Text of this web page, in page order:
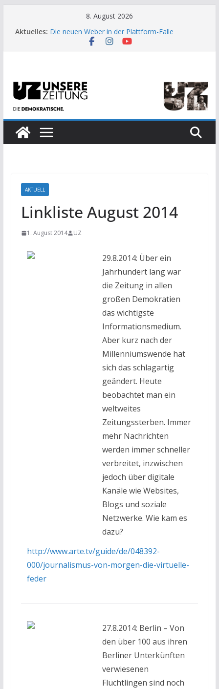
8. August 2026
Aktuelles:
US-Wahl: Arzt aus Detroit besiegt 70-Millionen-
Dollar-Lobby
Die neuen Weber in der Plattform-Falle
Kinderbetreuung ist keine Arbeit?
AKTUELL
Linkliste August 2014
1. August 2014 UZ
29.8.2014: Über ein
Jahrhundert lang war
die Zeitung in allen
großen Demokratien
das wichtigste
Informationsmedium.
Aber kurz nach der
Millenniumswende hat
sich das schlagartig
geändert. Heute
beobachtet man ein
weltweites
Zeitungssterben. Immer
mehr Nachrichten
werden immer schneller
verbreitet, inzwischen
jedoch über digitale
Kanäle wie Websites,
Blogs und soziale
Netzwerke. Wie kam es
dazu?
http://www.arte.tv/guide/de/048392-
000/journalismus-von-morgen-die-virtuelle-
feder
27.8.2014: Berlin – Von
den über 100 aus ihren
Berliner Unterkünften
verwiesenen
Flüchtlingen sind noch